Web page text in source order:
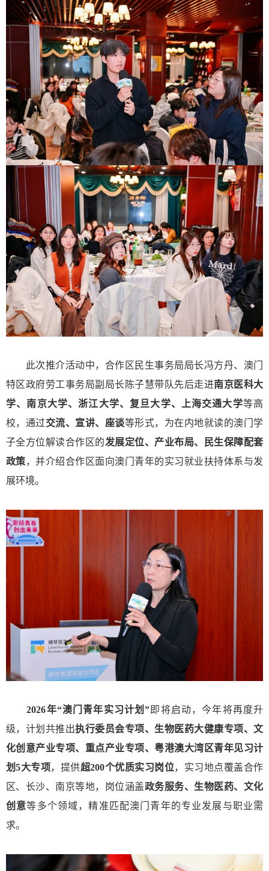
此次推介活动中，合作区民生事务局局长冯方丹、澳门
特区政府劳工事务局副局长陈子慧带队先后走进南京医科大
学、南京大学、浙江大学、复旦大学、上海交通大学等高
校，通过交流、宣讲、座谈等形式，为在内地就读的澳门学
子全方位解读合作区的发展定位、产业布局、民生保障配套
政策，并介绍合作区面向澳门青年的实习就业扶持体系与发
展环境。
2026年“澳门青年实习计划” 即将启动，今年将再度升
级，计划共推出执行委员会专项、生物医药大健康专项、文
化创意产业专项、重点产业专项、粤港澳大湾区青年见习计
划5大专项，提供超200个优质实习岗位，实习地点覆盖合作
区、长沙、南京等地，岗位涵盖政务服务、生物医药、文化
创意等多个领域，精准匹配澳门青年的专业发展与职业需
求。